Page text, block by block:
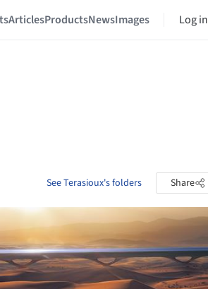
ArticlesProductsNewsImages Log in
See Terasioux's folders Share